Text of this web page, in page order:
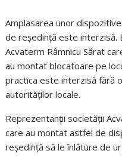
Amplasarea unor
de reședință este
Acvaterm Râmnicu Sărat
au montat blocatoare pe
practica este interzisă fără
autorităților locale.
Reprezentanții societății
care au montat astfel de
reședință să le înlăture de